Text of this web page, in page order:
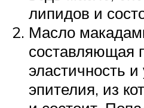
липидов и
Масло
составляющая
эластичность и
эпителия, из